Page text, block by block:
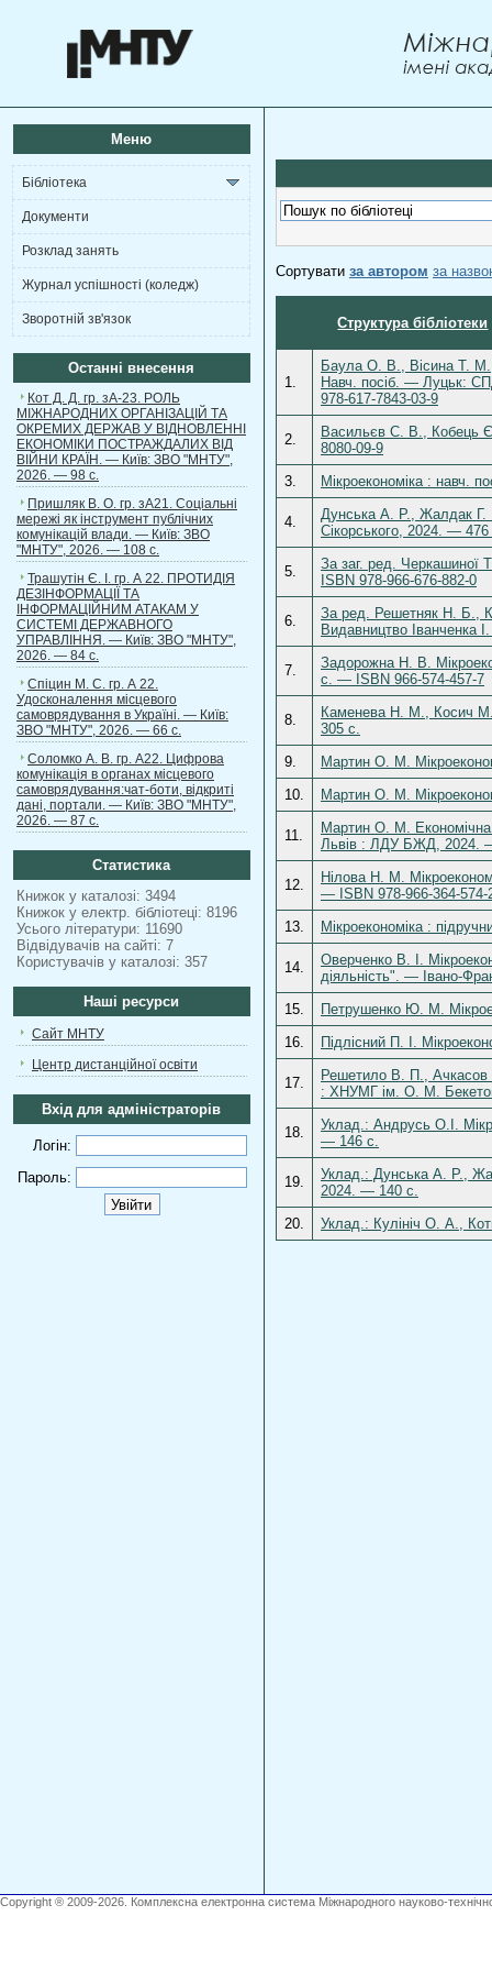
Меню
Бібліотека
Документи
Розклад занять
Журнал успішності (коледж)
Зворотній зв'язок
Останні внесення
Кот Д. Д. гр. зА-23. РОЛЬ
МІЖНАРОДНИХ ОРГАНІЗАЦІЙ ТА
ОКРЕМИХ ДЕРЖАВ У ВІДНОВЛЕННІ
ЕКОНОМІКИ ПОСТРАЖДАЛИХ ВІД
ВІЙНИ КРАЇН. — Київ: ЗВО "МНТУ",
2026. — 98 с.
Пришляк В. О. гр. зА21. Соціальні
мережі як інструмент публічних
комунікацій влади. — Київ: ЗВО
"МНТУ", 2026. — 108 с.
Трашутін Є. І. гр. А 22. ПРОТИДІЯ
ДЕЗІНФОРМАЦІЇ ТА
ІНФОРМАЦІЙНИМ АТАКАМ У
СИСТЕМІ ДЕРЖАВНОГО
УПРАВЛІННЯ. — Київ: ЗВО "МНТУ",
2026. — 84 с.
Спіцин М. С. гр. А 22.
Удосконалення місцевого
самоврядування в Україні. — Київ:
ЗВО "МНТУ", 2026. — 66 с.
Соломко А. В. гр. А22. Цифрова
комунікація в органах місцевого
самоврядування:чат-боти, відкриті
дані, портали. — Київ: ЗВО "МНТУ",
2026. — 87 с.
Статистика
Книжок у каталозі: 3494
Книжок у електр. бібліотеці: 8196
Усього літератури: 11690
Відвідувачів на сайті: 7
Користувачів у каталозі: 357
Наші ресурси
Сайт МНТУ
Центр дистанційної освіти
Вхід для адміністраторів
Логін:
Пароль:
Сортувати за автором за
Структура бібліотеки
1.
Баула О. В., Вісина Т. М.,
Навч. посіб. — Луцьк:
978-617-7843-03-9
2.
Васильєв С. В., Кобець
8080-09-9
3.
Мікроекономіка : навч.
4.
Дунська А. Р., Жалдак Г.
Сікорського, 2024. —
5.
За заг. ред. Черкашиної
ISBN 978-966-676-882-0
6.
За ред. Решетняк Н. Б.,
Видавництво
7.
Задорожна Н. В.
с. — ISBN 966-574-457-7
8.
Каменева Н. М., Косич
305 с.
9.
Мартин О. М.
10.
Мартин О. М.
11.
Мартин О. М. Економічна
Львів : ЛДУ БЖД, 2024.
12.
Нілова Н. М.
— ISBN 978-966-364-574-
13.
Мікроекономіка :
14.
Оверченко В. І.
діяльність". — Івано-
15.
Петрушенко Ю. М.
16.
Підлісний П. І.
17.
Решетило В. П., Ачкасов
: ХНУМГ ім. О. М.
18.
Уклад.: Андрусь О.І.
— 146 с.
19.
Уклад.: Дунська А. Р.,
2024. — 140 с.
20.
Уклад.: Кулініч О. А.,
Copyright ® 2009-2026. Комплексна електронна система Міжнародного науково-